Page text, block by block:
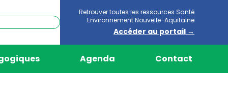
Retrouver toutes les ressources Santé
Environnement Nouvelle-Aquitaine
Accéder au portail →
Agenda Contact